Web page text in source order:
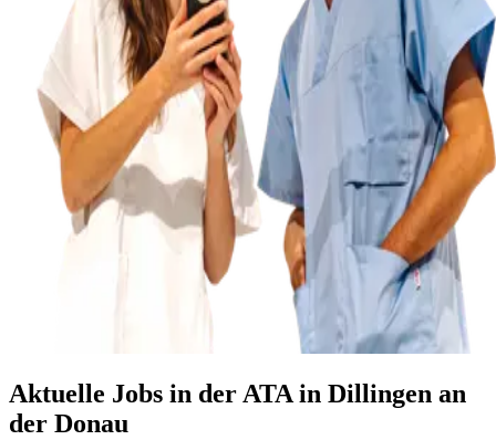
Aktuelle Jobs in der ATA in Dillingen an
der Donau